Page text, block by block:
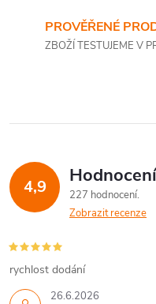
PROVĚŘENÉ
ZBOŽÍ TESTUJEME V
4,9
227 hodnocení
Zobrazit recenze
26.6.2026
rychlost dodání